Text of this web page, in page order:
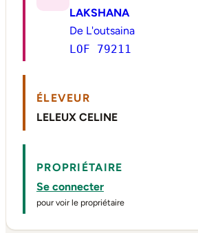
LAKSHANA
De L'outsaina
LOF 79211
ÉLEVEUR
LELEUX CELINE
PROPRIÉTAIRE
Se connecter
pour voir le propriétaire